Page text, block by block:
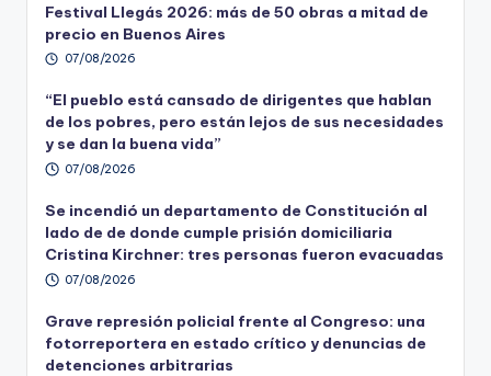
Festival Llegás 2026: más de 50 obras a mitad de
precio en Buenos Aires
07/08/2026
“El pueblo está cansado de dirigentes que hablan
de los pobres, pero están lejos de sus necesidades
y se dan la buena vida”
07/08/2026
Se incendió un departamento de Constitución al
lado de de donde cumple prisión domiciliaria
Cristina Kirchner: tres personas fueron evacuadas
07/08/2026
Grave represión policial frente al Congreso: una
fotorreportera en estado crítico y denuncias de
detenciones arbitrarias